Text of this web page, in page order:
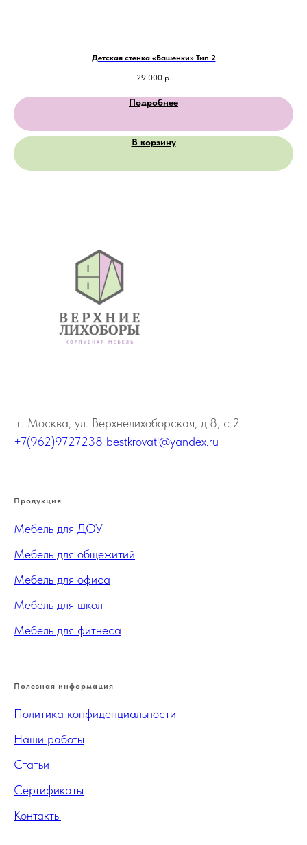
Детская стенка «Башенки» Тип 2
29 000 р.
Подробнее
В корзину
г. Москва, ул. Верхнелихоборская, д.8, с.2.
+7(962)9727238 bestkrovati@yandex.ru
Продукция
Мебель для ДОУ
Мебель для общежитий
Мебель для офиса
Мебель для школ
Мебель для фитнеса
Полезная информация
Политика конфиденциальности
Наши работы
Статьи
Сертификаты
Контакты